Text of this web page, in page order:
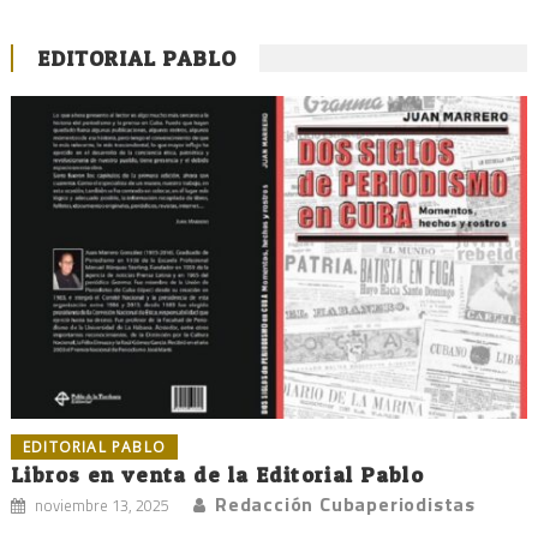
EDITORIAL PABLO
EDITORIAL PABLO
Libros en venta de la Editorial Pablo
noviembre 13, 2025 Redacción Cubaperiodistas